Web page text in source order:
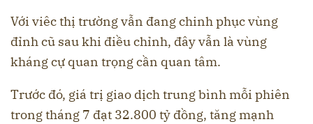
Với viêc thị trường vẫn đang chinh phục vùng
đỉnh cũ sau khi điều chỉnh, đây vẫn là vùng
kháng cự quan trọng cần quan tâm.
Trước đó, giá trị giao dịch trung bình mỗi phiên
trong tháng 7 đạt 32.800 tỷ đồng, tăng mạnh